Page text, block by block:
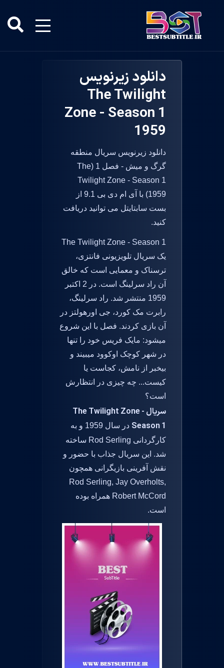
دانلود زیرنویس
The Twilight
Zone - Season 1
1959
دانلود زیرنویس سریال منطقه
گرگ و میش - فصل 1 (The
Twilight Zone - Season 1
1959) با آی ام دی بی 9.1 از
بست سابتایتل می توانید دریافت
کنید.
The Twilight Zone - Season 1
یک سریال تلویزیونی فانتزی،
ترسناک و معمایی است که خالق
آن راد سرلینگ است. در 2 اکتبر
1959 منتشر شد. راد سرلینگ،
رابرت مک کورد، جی اورهولتز در
آن بازی کردند. فصل با این شروع
میشود: مایک فریس خود را تنها
در شهر کوچک اوکوود میبیند و
بیخبر از نامش، کجاست یا
کیست... چه چیزی در انتظارش
است؟
سریال The Twilight Zone -
Season 1
در سال 1959 و به
کارگردانی Rod Serling ساخته
شد. این سریال جذاب با حضور و
نقش آفرینی بازیگرانی همچون
Rod Serling, Jay Overholts,
Robert McCord همراه بوده
است.